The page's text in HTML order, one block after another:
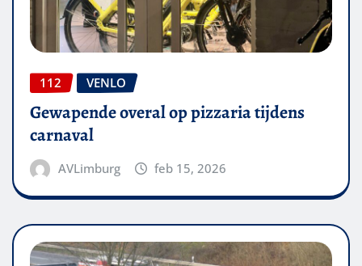
112 VENLO
Gewapende overal op pizzaria tijdens
carnaval
AVLimburg feb 15, 2026